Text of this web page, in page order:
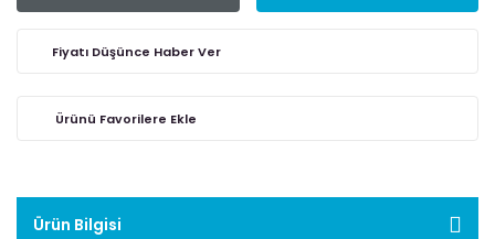
Fiyatı Düşünce Haber Ver
Ürün Bilgisi